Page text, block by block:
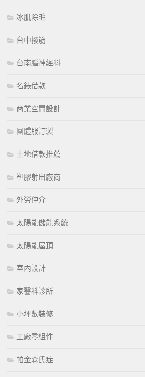
冰肌除毛
台中撥筋
台南腦神經科
名錶借款
商業空間設計
團體服訂製
土地借款推薦
塑膠射出廠商
外勞仲介
太陽能儲能系統
太陽能屋頂
室內設計
家醫科診所
小坪數裝修
工廠零組件
帕金森氏症